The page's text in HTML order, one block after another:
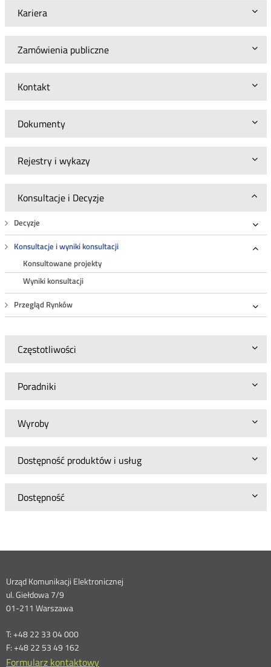
Kariera
Zamówienia publiczne
Kontakt
Dokumenty
Rejestry i wykazy
Konsultacje i Decyzje
Decyzje
Konsultacje i wyniki konsultacji
Konsultowane projekty
Wyniki konsultacji
Przegląd Rynków
Częstotliwości
Poradniki
Wyroby
Dostępność produktów i usług
Dostępność
Dane
kontaktowe
Urząd Komunikacji Elektronicznej
ul. Giełdowa 7/9
01-211 Warszawa
T: +48 22 33 04 000
F: +48 22 53 49 162
Formularz kontaktowy